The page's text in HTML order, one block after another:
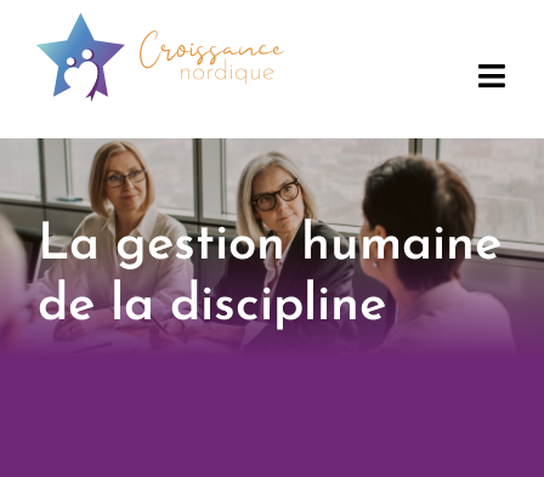
content
À propos
Services offerts
Blogue
La gestion humaine
de la discipline